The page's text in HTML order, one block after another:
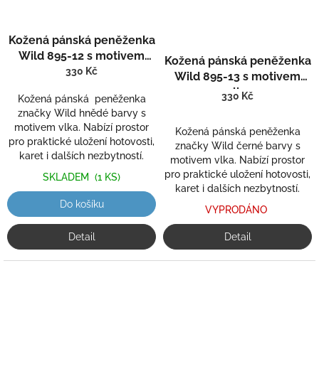
Kožená pánská peněženka
Wild 895-12 s motivem
vlka
330 Kč
Kožená pánská peněženka
značky Wild hnědé barvy s
motivem vlka. Nabízí prostor
pro praktické uložení hotovosti,
karet i dalších nezbytností.
SKLADEM (1 KS)
Do košíku
Detail
Kožená pánská peněženka
Wild 895-13 s motivem
vlka
330 Kč
Kožená pánská peněženka
značky Wild černé barvy s
motivem vlka. Nabízí prostor
pro praktické uložení hotovosti,
karet i dalších nezbytností.
VYPRODÁNO
Detail